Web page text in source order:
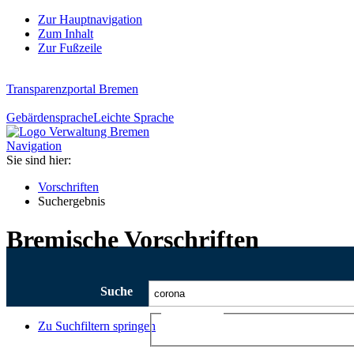
Zur Hauptnavigation
Zum Inhalt
Zur Fußzeile
Transparenzportal Bremen
GebärdenspracheLeichte Sprache
Navigation
Sie sind hier:
Vorschriften
Suchergebnis
Bremische Vorschriften
Suche
Zu Suchfiltern springen